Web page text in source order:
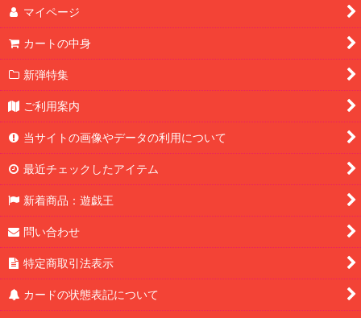
マイページ
カートの中身
新弾特集
ご利用案内
当サイトの画像やデータの利用について
最近チェックしたアイテム
新着商品：遊戯王
問い合わせ
特定商取引法表示
カードの状態表記について